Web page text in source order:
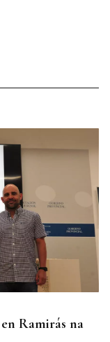
Ramirás na